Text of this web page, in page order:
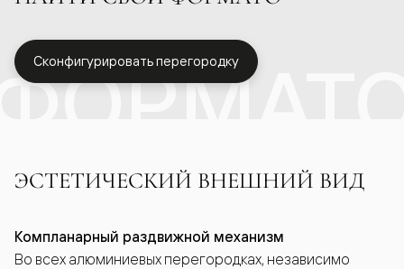
Сконфигурировать перегородку
ЭСТЕТИЧЕСКИЙ ВНЕШНИЙ ВИД
Компланарный раздвижной механизм
Во всех алюминиевых перегородках, независимо